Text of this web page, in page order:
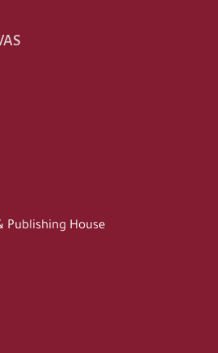
Publishing House